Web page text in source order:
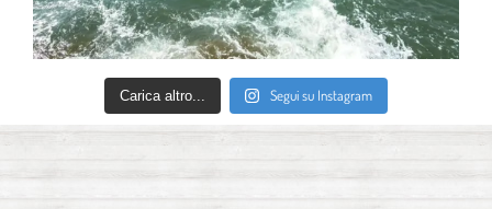
Carica altro... Segui su Instagram